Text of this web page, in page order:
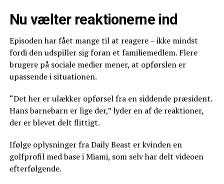
Nu vælter reaktionerne ind
Episoden har fået mange til at reagere – ikke mindst
fordi den udspiller sig foran et familiemedlem. Flere
brugere på sociale medier mener, at opførslen er
upassende i situationen.
“Det her er ulækker opførsel fra en siddende præsident.
Hans barnebarn er lige der,” lyder en af de reaktioner,
der er blevet delt flittigt.
Ifølge oplysninger fra Daily Beast er kvinden en
golfprofil med base i Miami, som selv har delt videoen
efterfølgende.